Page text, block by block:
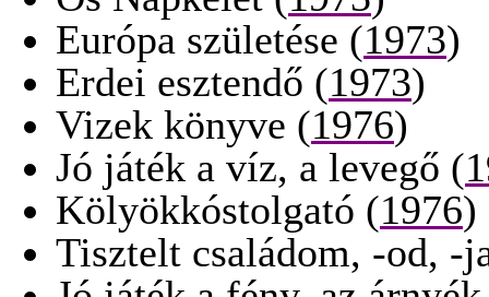
Európa születése (1973)
Erdei esztendő (1973)
Vizek könyve (1976)
Jó játék a víz, a levegő (
Kölyökkóstolgató (1976)
Tisztelt családom, -od, -